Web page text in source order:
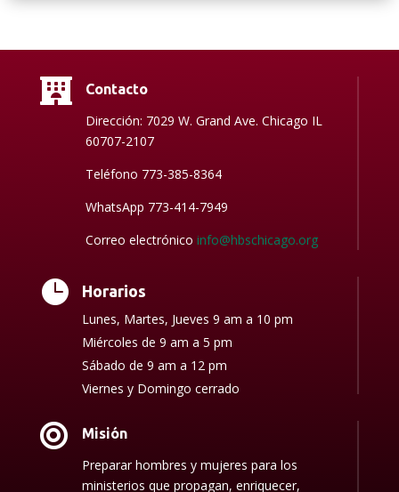
 Contacto
Dirección: 7029 W. Grand Ave. Chicago IL
60707-2107
Teléfono 773-385-8364
WhatsApp 773-414-7949
Correo electrónico info@hbschicago.org
 Horarios
Lunes, Martes, Jueves 9 am a 10 pm
Miércoles de 9 am a 5 pm
Sábado de 9 am a 12 pm
Viernes y Domingo cerrado
 Misión
Preparar hombres y mujeres para los
ministerios que propagan, enriquecer,